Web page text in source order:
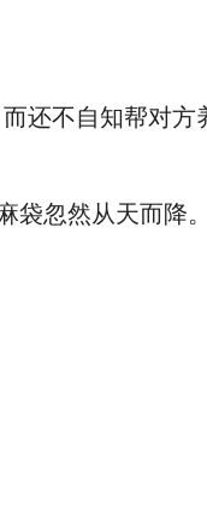
还不自知帮对方
袋忽然从天而降